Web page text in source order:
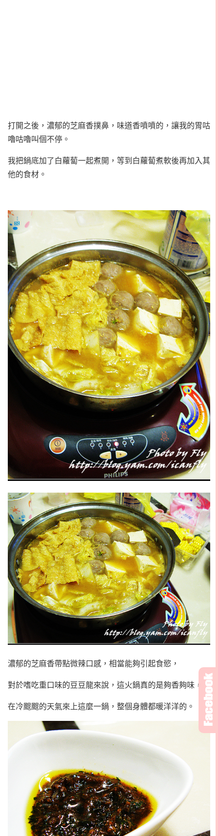
打開之後，濃郁的芝麻香撲鼻，味道香噴噴的，讓我的胃咕
嚕咕嚕叫個不停。
我把鍋底加了白蘿蔔一起煮開，等到白蘿蔔煮軟後再加入其
他的食材。
濃郁的芝麻香帶點微辣口感，相當能夠引起食慾，
對於嗜吃重口味的豆豆龍來說，這火鍋真的是夠香夠味，
在冷颼颼的天氣來上這麼一鍋，整個身體都暖洋洋的。